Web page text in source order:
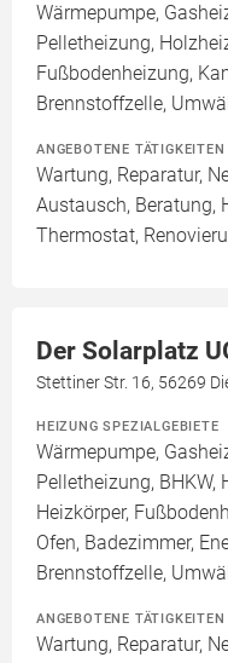
Wärmepumpe,
Pelletheizung,
Fußbodenheizung,
Brennstoffzelle,
ANGEBOTENE TÄTIGKEITEN
Wartung, Reparatur,
Austausch, Beratung,
Thermostat,
Der Solarplatz
Stettiner Str. 16, 56269
HEIZUNG SPEZIALGEBIETE
Wärmepumpe,
Pelletheizung, BHKW,
Heizkörper,
Ofen, Badezimmer,
Brennstoffzelle,
ANGEBOTENE TÄTIGKEITEN
Wartung, Reparatur,